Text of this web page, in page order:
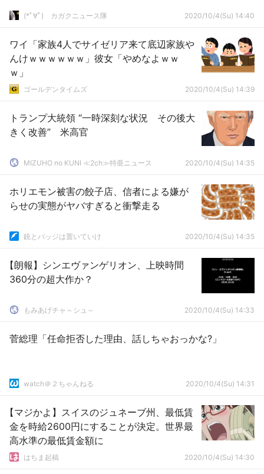
(*ﾟ∀ﾟ)ゞカガクニュース隊 2020/10/4(Su) 14:40
ワイ「家族4人でサイゼリア来て底辺家族や
んけｗｗｗｗｗｗ」彼女「やめなよｗｗ
ｗ」
ゴールデンタイムズ 2020/10/4(Su) 14:39
トランプ大統領 “一時深刻な状況 その後大
きく改善” 米高官
MIZUHO no KUNI ≪2ch≫特亜ニュース 2020/10/4(Su) 14:35
ホリエモン被害の餃子店、信者による嫌が
らせの実態がヤバすぎると衝撃走る
銃とバッジは置いていけ 2020/10/4(Su) 14:35
【朗報】シンエヴァンゲリオン、上映時間
360分の超大作か？
もみあげチャ～シュ～ 2020/10/4(Su) 14:33
菅総理「任命拒否した理由、話しちゃおっかな?」
watch＠２ちゃんねる 2020/10/4(Su) 14:31
【マジかよ】スイスのジュネーブ州、最低賃
金を時給2600円にすることが決定。世界最
高水準の最低賃金額に
はちま起稿 2020/10/4(Su) 14:30